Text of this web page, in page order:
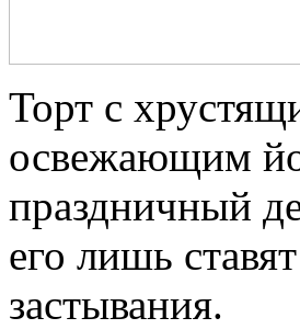
Торт с
освежающим
праздничный
его лишь
застывания.